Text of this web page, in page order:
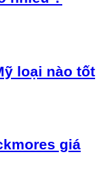
loại nào tốt
giá